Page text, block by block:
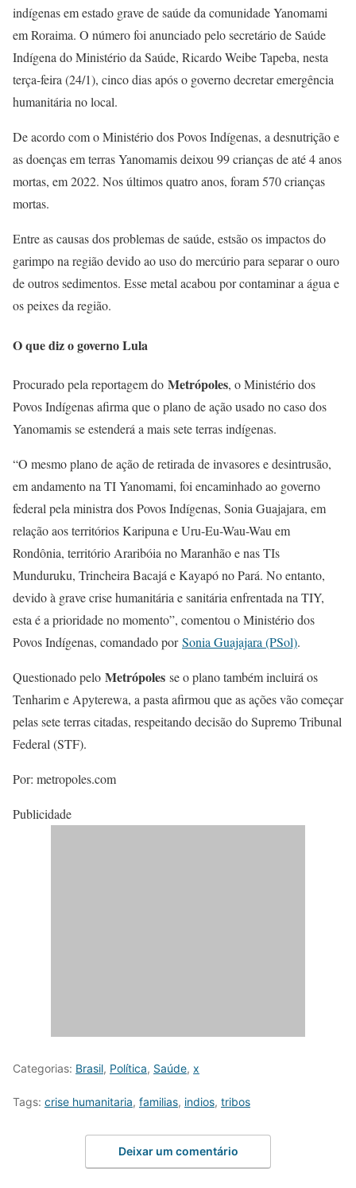
indígenas em estado grave de saúde da comunidade Yanomami
em Roraima. O número foi anunciado pelo secretário de Saúde
Indígena do Ministério da Saúde, Ricardo Weibe Tapeba, nesta
terça-feira (24/1), cinco dias após o governo decretar emergência
humanitária no local.
De acordo com o Ministério dos Povos Indígenas, a desnutrição e
as doenças em terras Yanomamis deixou 99 crianças de até 4 anos
mortas, em 2022. Nos últimos quatro anos, foram 570 crianças
mortas.
Entre as causas dos problemas de saúde, estsão os impactos do
garimpo na região devido ao uso do mercúrio para separar o ouro
de outros sedimentos. Esse metal acabou por contaminar a água e
os peixes da região.
O que diz o governo Lula
Procurado pela reportagem do Metrópoles, o Ministério dos
Povos Indígenas afirma que o plano de ação usado no caso dos
Yanomamis se estenderá a mais sete terras indígenas.
“O mesmo plano de ação de retirada de invasores e desintrusão,
em andamento na TI Yanomami, foi encaminhado ao governo
federal pela ministra dos Povos Indígenas, Sonia Guajajara, em
relação aos territórios Karipuna e Uru-Eu-Wau-Wau em
Rondônia, território Araribóia no Maranhão e nas TIs
Munduruku, Trincheira Bacajá e Kayapó no Pará. No entanto,
devido à grave crise humanitária e sanitária enfrentada na TIY,
esta é a prioridade no momento”, comentou o Ministério dos
Povos Indígenas, comandado porSonia Guajajara (PSol).
Questionado pelo Metrópoles se o plano também incluirá os
Tenharim e Apyterewa, a pasta afirmou que as ações vão começar
pelas sete terras citadas, respeitando decisão do Supremo Tribunal
Federal (STF).
Por: metropoles.com
Publicidade
Categorias: Brasil, Política, Saúde, x
Tags: crise humanitaria, familias, indios, tribos
Deixar um comentário